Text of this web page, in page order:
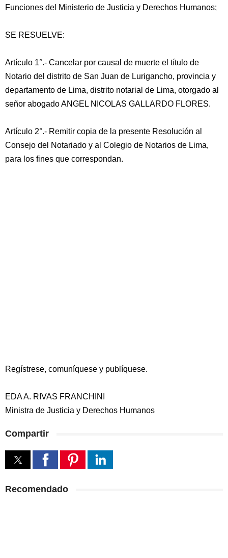
Funciones del Ministerio de Justicia y Derechos Humanos;
SE RESUELVE:
Artículo 1°.- Cancelar por causal de muerte el título de
Notario del distrito de San Juan de Lurigancho, provincia y
departamento de Lima, distrito notarial de Lima, otorgado al
señor abogado ANGEL NICOLAS GALLARDO FLORES.
Artículo 2°.- Remitir copia de la presente Resolución al
Consejo del Notariado y al Colegio de Notarios de Lima,
para los fines que correspondan.
Regístrese, comuníquese y publíquese.
EDA A. RIVAS FRANCHINI
Ministra de Justicia y Derechos Humanos
Compartir
Recomendado